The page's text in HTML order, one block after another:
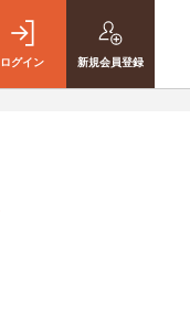
ログイン 新規会員登録